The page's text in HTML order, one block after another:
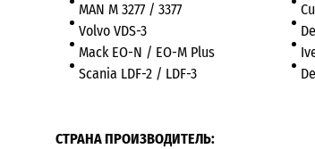
MAN М 3277 / 3377
Volvo VDS-3
Mack EO-N / EO-M Plus
Scania LDF-2 / LDF-3
СТРАНА ПРОИЗВОДИТЕЛЬ: